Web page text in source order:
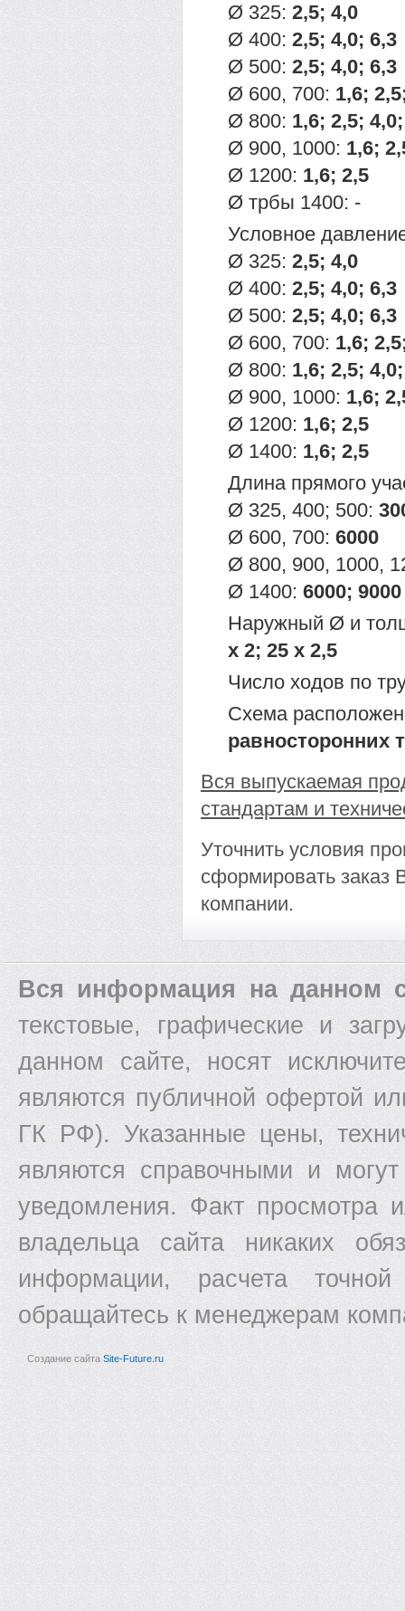
Ø 325: 2,5; 4,0
Ø 400: 2,5; 4,0; 6,3
Ø 500: 2,5; 4,0; 6,3
Ø 600, 700: 1,6;
Ø 800: 1,6; 2,5;
Ø 900, 1000: 1,6;
Ø 1200: 1,6; 2,5
Ø трбы 1400: -
Условное
Ø 325: 2,5; 4,0
Ø 400: 2,5; 4,0; 6,3
Ø 500: 2,5; 4,0; 6,3
Ø 600, 700: 1,6;
Ø 800: 1,6; 2,5;
Ø 900, 1000: 1,6;
Ø 1200: 1,6; 2,5
Ø 1400: 1,6; 2,5
Длина прямого
Ø 325, 400; 500:
Ø 600, 700: 6000
Ø 800, 900, 1000,
Ø 1400: 6000; 9000
Наружный Ø и
х 2; 25 х 2,5
Число ходов по
Схема
равносторонних
Вся выпускаемая
стандартам и
Уточнить условия
сформировать заказ
компании.
Вся информация на данном
текстовые, графические и
данном сайте, носят
являются публичной офертой
ГК РФ). Указанные цены,
являются справочными и
уведомления. Факт просмотра
владельца сайта никаких
информации, расчета
обращайтесь к менеджерам
Создание сайта Site-Future.ru